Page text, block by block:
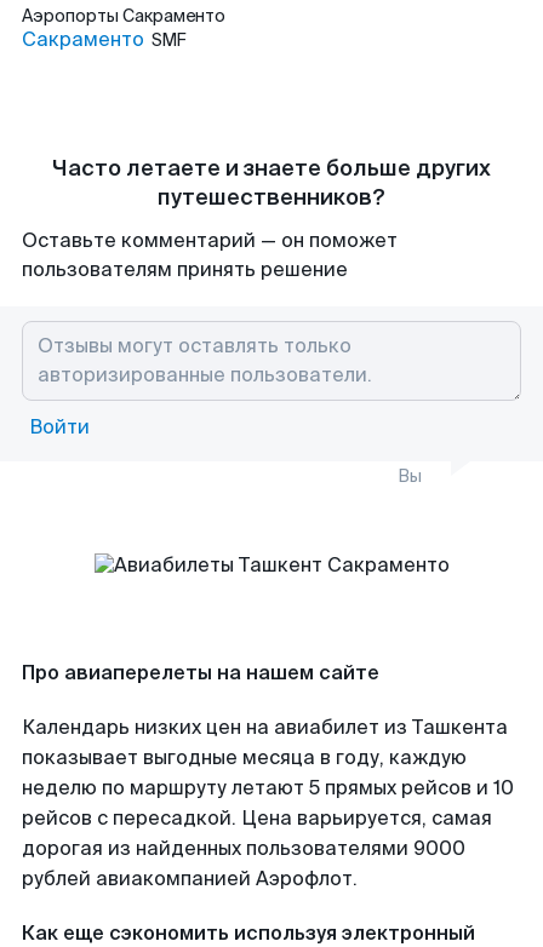
Аэропорты Сакраменто
Сакраменто SMF
Часто летаете и знаете больше других
путешественников?
Оставьте комментарий — он поможет
пользователям принять решение
Войти
Вы
Про авиаперелеты на нашем сайте
Календарь низких цен на авиабилет из Ташкента
показывает выгодные месяца в году, каждую
неделю по маршруту летают 5 прямых рейсов и 10
рейсов с пересадкой. Цена варьируется, самая
дорогая из найденных пользователями 9000
рублей авиакомпанией Аэрофлот.
Как еще сэкономить используя электронный